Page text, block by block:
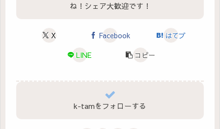
ね！シェア大歓迎です！
X Facebook
はてブ
LINE
コピー
k-tamをフォローする